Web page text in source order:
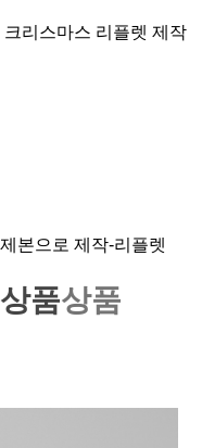
크리스마스 리플렛 제작
본으로 제작-리플렛
품상품